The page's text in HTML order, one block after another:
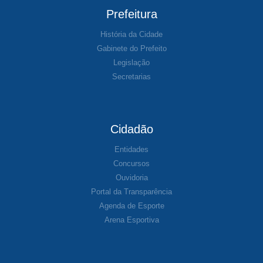
Prefeitura
História da Cidade
Gabinete do Prefeito
Legislação
Secretarias
Cidadão
Entidades
Concursos
Ouvidoria
Portal da Transparência
Agenda de Esporte
Arena Esportiva